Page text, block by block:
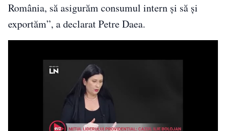
România, să asigurăm consumul intern și să și
exportăm”, a declarat Petre Daea.